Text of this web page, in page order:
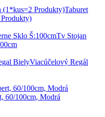
Taburet
Tv Stojan
Viacúčelový Regál
60/100cm, Modrá